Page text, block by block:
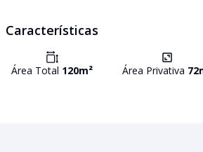
Características
Área Total 120m² Área Privativa 72